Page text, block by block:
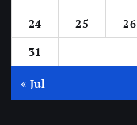
24
25 26
31
« Jul